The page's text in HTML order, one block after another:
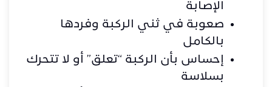
الإصابة
صعوبة في ثني الركبة وفردها
بالكامل
إحساس بأن الركبة “تعلق” أو لا تتحرك
بسلاسة